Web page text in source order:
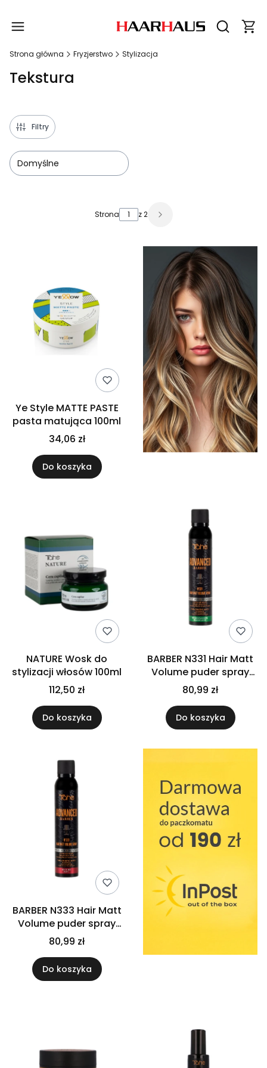
Otwórz
Strona główna Fryzjerstwo Stylizacja
Tekstura
Filtry
Domyślne
Strona z 2
Ye Style MATTE PASTE
pasta matująca 100ml
34,06 zł
Do koszyka
NATURE Wosk do
stylizacji włosów 100ml
112,50 zł
Do koszyka
BARBER N331 Hair Matt
Volume puder spray
TRANSPARENTNY
80,99 zł
Do koszyka
BARBER N333 Hair Matt
Volume puder spray
CIEMNY
80,99 zł
Do koszyka